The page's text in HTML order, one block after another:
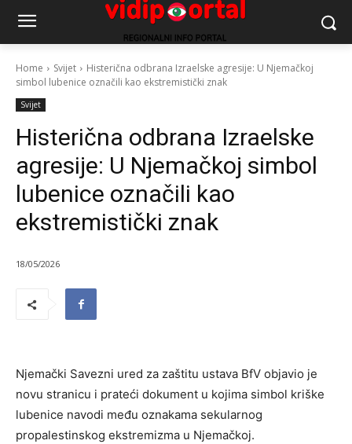
Home Svijet
Histerična odbrana Izraelske agresije: U Njemačkoj
simbol lubenice označili kao ekstremistički znak
Svijet
Histerična odbrana Izraelske
agresije: U Njemačkoj simbol
lubenice označili kao
ekstremistički znak
18/05/2026
Njemački Savezni ured za zaštitu ustava BfV objavio je
novu stranicu i prateći dokument u kojima simbol kriške
lubenice navodi među oznakama sekularnog
propalestinskog ekstremizma u Njemačkoj.